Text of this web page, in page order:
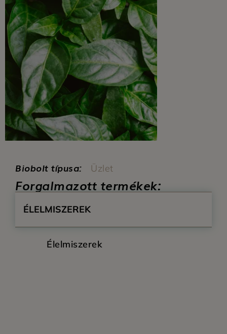
Biobolt típusa: Üzlet
Forgalmazott termékek:
ÉLELMISZEREK
Élelmiszerek